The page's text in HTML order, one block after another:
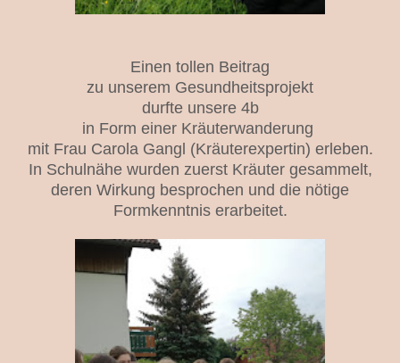
Einen tollen Beitrag
zu unserem Gesundheitsprojekt
durfte unsere 4b
in Form einer Kräuterwanderung
mit Frau Carola Gangl (Kräuterexpertin) erleben.
In Schulnähe wurden zuerst Kräuter gesammelt,
deren Wirkung besprochen und die nötige
Formkenntnis erarbeitet.